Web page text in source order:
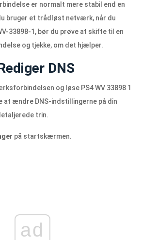
er normalt mere stabil end en
bruger et trådløst netværk, når du
33898-1, bør du prøve at skifte til en
og tjekke, om det hjælper.
DNS
og løse PS4 WV 33898 1
at ændre DNS-indstillingerne på din
trin.
på startskærmen.
ad